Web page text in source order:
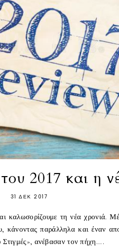
2017 και η
31 ΔΕΚ 2017
καλωσορίζουμε τη νέα χρονιά.
κάνοντας παράλληλα και έναν
ανέβασαν τον πήχη....